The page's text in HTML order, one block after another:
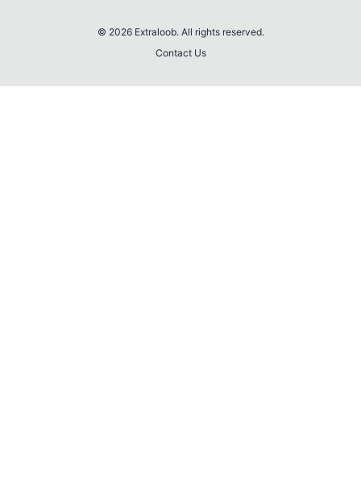
© 2026 Extraloob. All rights reserved.
Contact Us